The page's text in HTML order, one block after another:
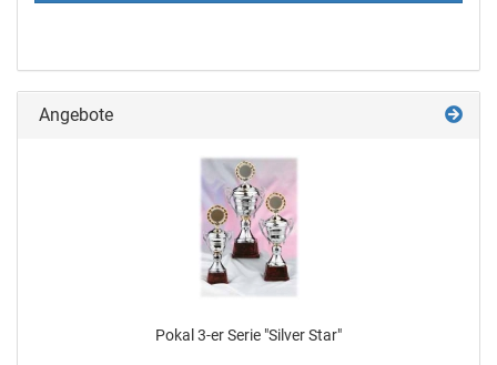
Angebote
Pokal 3-er Serie "Sil­ver Star"